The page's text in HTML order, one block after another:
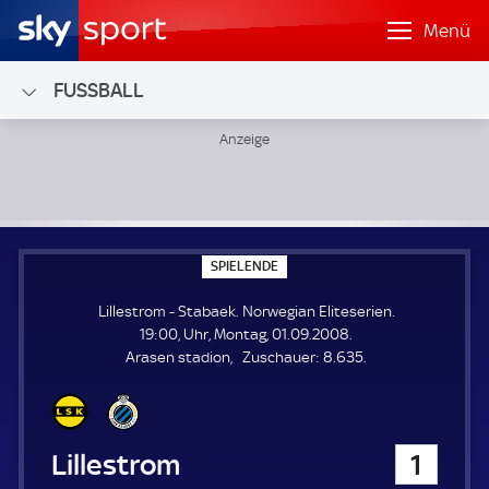
Menü
FUSSBALL
SPIELENDE
P
E
L
E
N
Lillestrom - Stabaek. Norwegian Eliteserien.
19:00, Uhr, Montag, 01.09.2008.
Arasen stadion
Zuschauer: Z
8.635.
Lillestrom
1